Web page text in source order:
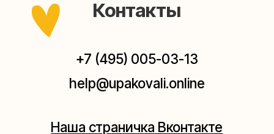
(как пройти)
Мастерская на Плющихе
+7 (980) 495-03-13